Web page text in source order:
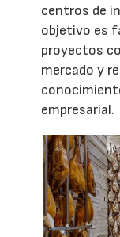
centros de
objetivo es
proyectos
mercado y
empresarial.